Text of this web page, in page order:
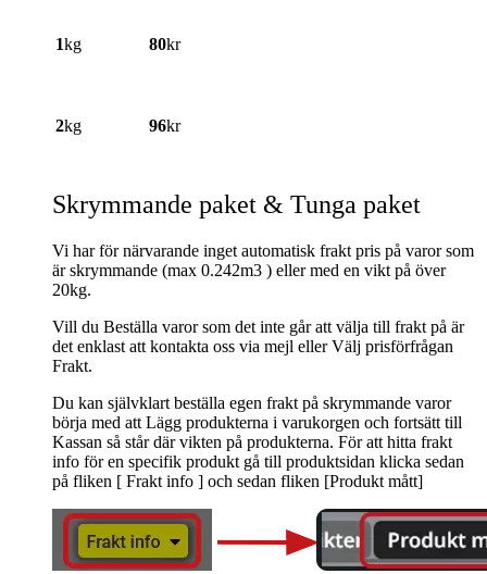
1kg 80kr
2kg 96kr
Skrymmande paket & Tunga paket
Vi har för närvarande inget automatisk frakt pris på varor som
är skrymmande (max 0.242m3 ) eller med en vikt på över
20kg.
Vill du Beställa varor som det inte går att välja till frakt på är
det enklast att kontakta oss via mejl eller Välj prisförfrågan
Frakt.
Du kan självklart beställa egen frakt på skrymmande varor
börja med att Lägg produkterna i varukorgen och fortsätt till
Kassan så står där vikten på produkterna. För att hitta frakt
info för en specifik produkt gå till produktsidan klicka sedan
på fliken [ Frakt info ] och sedan fliken [Produkt mått]